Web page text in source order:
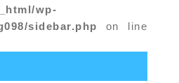
wp-
sidebar.php
on line